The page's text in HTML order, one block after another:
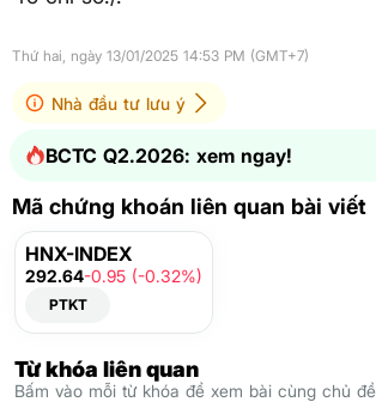
Thứ hai, ngày 13/01/2025 14:53 PM (GMT+7)
Nhà đầu tư lưu ý
BCTC Q2.2026: xem ngay!
Mã chứng khoán liên quan bài viết
HNX-INDEX
292.64-0.95 (-0.32%)
PTKT
Từ khóa liên quan
Bấm vào mỗi từ khóa để xem bài cùng chủ đề